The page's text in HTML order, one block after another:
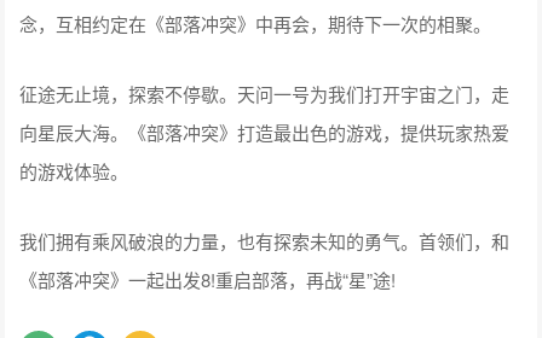
念，互相约定在《部落冲突》中再会，期待下一次的相聚。
征途无止境，探索不停歇。天问一号为我们打开宇宙之门，走
向星辰大海。《部落冲突》打造最出色的游戏，提供玩家热爱
的游戏体验。
我们拥有乘风破浪的力量，也有探索未知的勇气。首领们，和
《部落冲突》一起出发8!重启部落，再战“星”途!